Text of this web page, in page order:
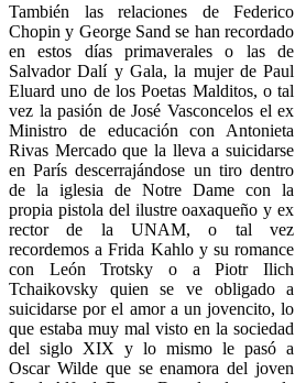
También las relaciones de Federico
Chopin y George Sand se han recordado
en estos días primaverales o las de
Salvador Dalí y Gala, la mujer de Paul
Eluard uno de los Poetas Malditos, o tal
vez la pasión de José Vasconcelos el ex
Ministro de educación con Antonieta
Rivas Mercado que la lleva a suicidarse
en París descerrajándose un tiro dentro
de la iglesia de Notre Dame con la
propia pistola del ilustre oaxaqueño y ex
rector de la UNAM, o tal vez
recordemos a Frida Kahlo y su romance
con León Trotsky o a Piotr Ilich
Tchaikovsky quien se ve obligado a
suicidarse por el amor a un jovencito, lo
que estaba muy mal visto en la sociedad
del siglo XIX y lo mismo le pasó a
Oscar Wilde que se enamora del joven